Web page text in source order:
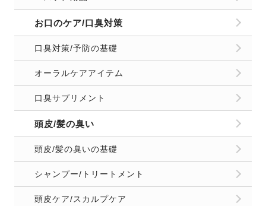
お口のケア/口臭対策
口臭対策/予防の基礎
オーラルケアアイテム
口臭サプリメント
頭皮/髪の臭い
頭皮/髪の臭いの基礎
シャンプー/トリートメント
頭皮ケア/スカルプケア